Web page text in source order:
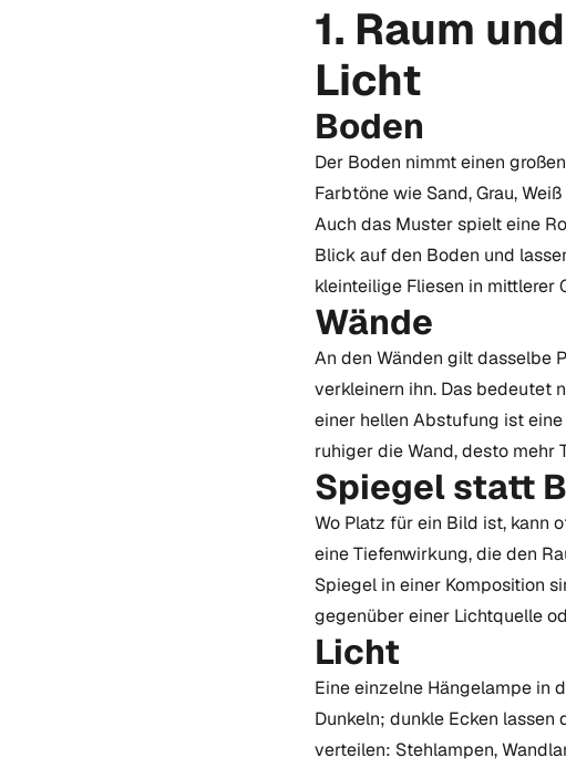
1. Raum
Licht
Boden
Der Boden nimmt einen
Farbtöne wie Sand, Grau,
Auch das Muster spielt eine
Blick auf den Boden und
kleinteilige Fliesen in mittlerer
Wände
An den Wänden gilt dasselbe
verkleinern ihn. Das bedeutet
einer hellen Abstufung ist
ruhiger die Wand, desto mehr
Spiegel statt
Wo Platz für ein Bild ist, kann
eine Tiefenwirkung, die den
Spiegel in einer Komposition
gegenüber einer Lichtquelle
Licht
Eine einzelne Hängelampe in
Dunkeln; dunkle Ecken lassen
verteilen: Stehlampen,